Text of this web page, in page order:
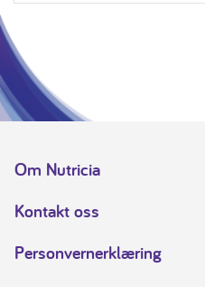
Om Nutricia
Kontakt oss
Personvernerklæring